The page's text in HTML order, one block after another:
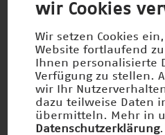
Hirnschrittmacher
Nominiert 2006
wir Cookies
Wir setzen Cookies
Website fortlaufend
Ihnen personalisierte
Verfügung zu stellen.
wir Ihr
dazu teilweise Daten
übermitteln. Mehr in
Datenschutzerklärung.